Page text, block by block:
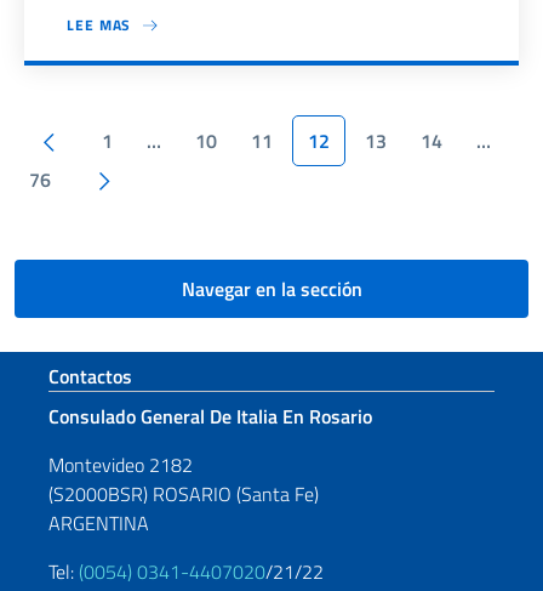
LEE MAS
Paginación
Pagina anterior
1 … 10 11 12 13 14
…
76
Navegar en la sección
Sezione footer
Contactos
Consulado General De Italia En Rosario
Montevideo 2182
(S2000BSR) ROSARIO (Santa Fe)
ARGENTINA
Tel: (0054) 0341-4407020/21/22